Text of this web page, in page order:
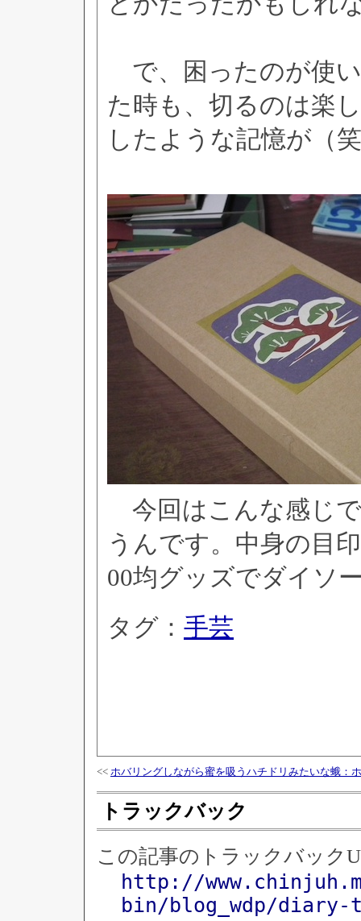
で、困ったのが使
た時も、切るのは楽
したような記憶が（
今回はこんな感じ
うんです。中身の目
00均グッズでダイソ
タグ： 手芸
<< ホバリングしながら蜜を吸うハチドリみたいな蛾：
トラックバック
この記事のトラックバック
http://
bin/blog_wdp/diary-